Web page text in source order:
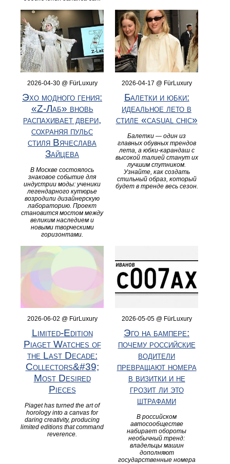
2026-04-30 @ FürLuxury
Эхо модного гения:
«Z-Лаб» вновь
распахивает двери,
сохраняя пульс
стиля Вячеслава
Зайцева
В Москве состоялось
знаковое событие для
индустрии моды: ученики
легендарного кутюрье
возродили дизайнерскую
лабораторию. Проект
становится мостом между
великим наследием и
новыми творческими
горизонтами.
2026-04-17 @ FürLuxury
Балетки и юбки:
идеальное лето в
стиле «casual chic»
Балетки — один из
главных обувных трендов
лета, а юбки-карандаш с
высокой талией станут их
лучшим спутником.
Узнайте, как создать
стильный образ, который
будет в тренде весь сезон.
2026-06-02 @ FürLuxury
Limited‑Edition
Piaget Watches of
the Last Decade:
Collectors&#39;
Most Desired
Pieces
Piaget has turned the art of
horology into a canvas for
daring creativity, producing
limited editions that command
reverence.
2026-05-05 @ FürLuxury
Эго на бампере:
почему российские
водители
превращают номера
в визитки и не
грозит ли это
штрафами
В российском
автосообществе
набирает обороты
необычный тренд:
владельцы машин
дополняют
государственные номера